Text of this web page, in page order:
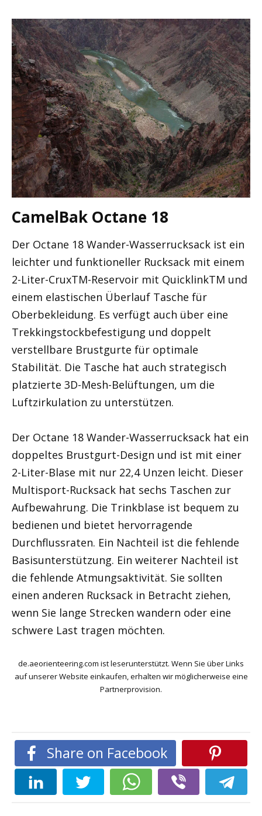
CamelBak Octane 18
Der Octane 18 Wander-Wasserrucksack ist ein
leichter und funktioneller Rucksack mit einem
2-Liter-CruxTM-Reservoir mit QuicklinkTM und
einem elastischen Überlauf Tasche für
Oberbekleidung. Es verfügt auch über eine
Trekkingstockbefestigung und doppelt
verstellbare Brustgurte für optimale
Stabilität. Die Tasche hat auch strategisch
platzierte 3D-Mesh-Belüftungen, um die
Luftzirkulation zu unterstützen.
Der Octane 18 Wander-Wasserrucksack hat ein
doppeltes Brustgurt-Design und ist mit einer
2-Liter-Blase mit nur 22,4 Unzen leicht. Dieser
Multisport-Rucksack hat sechs Taschen zur
Aufbewahrung. Die Trinkblase ist bequem zu
bedienen und bietet hervorragende
Durchflussraten. Ein Nachteil ist die fehlende
Basisunterstützung. Ein weiterer Nachteil ist
die fehlende Atmungsaktivität. Sie sollten
einen anderen Rucksack in Betracht ziehen,
wenn Sie lange Strecken wandern oder eine
schwere Last tragen möchten.
de.aeorienteering.com ist leserunterstützt. Wenn Sie über Links
auf unserer Website einkaufen, erhalten wir möglicherweise eine
Partnerprovision.
Share on Facebook